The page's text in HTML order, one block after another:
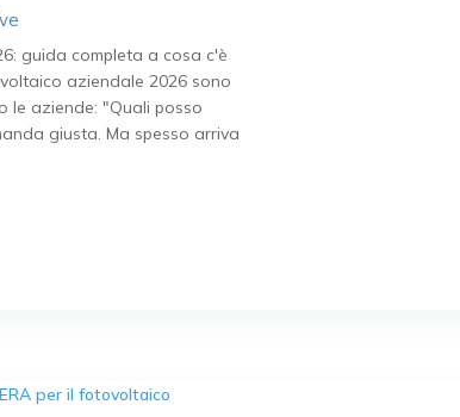
guida completa a cosa c'è
aziendale 2026 sono
le aziende: "Quali posso
giusta. Ma spesso arriva